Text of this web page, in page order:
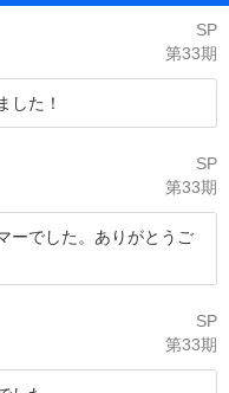
SP
第33期
した！
SP
第33期
ーでした。ありがとうご
SP
第33期